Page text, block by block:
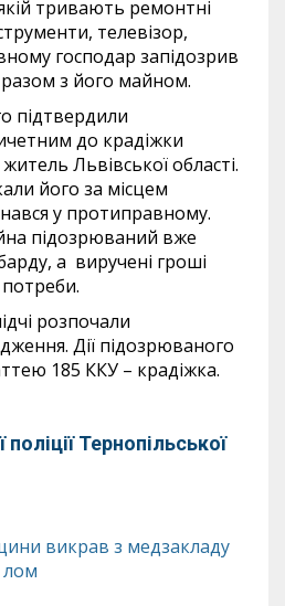
тривають ремонтні
телевізор,
господар запідозрив
з його майном.
підтвердили
до крадіжки
Львівської області.
його за місцем
у протиправному.
підозрюваний вже
а виручені гроші
розпочали
Дії підозрюваного
185 ККУ – крадіжка.
поліції Тернопільської
викрав з медзакладу
лом